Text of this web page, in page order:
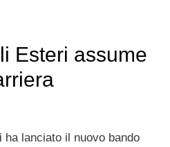
Esteri assume
ha lanciato il nuovo bando